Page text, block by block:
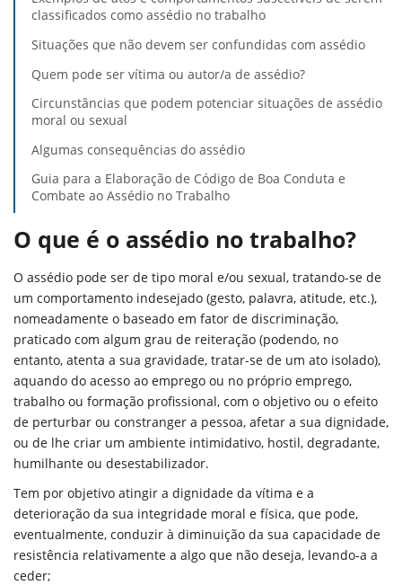
classificados como assédio no trabalho
Situações que não devem ser confundidas com assédio
Quem pode ser vítima ou autor/a de assédio?
Circunstâncias que podem potenciar situações de assédio
moral ou sexual
Algumas consequências do assédio
Guia para a Elaboração de Código de Boa Conduta e
Combate ao Assédio no Trabalho
O que é o assédio no trabalho?
O assédio pode ser de tipo moral e/ou sexual, tratando-se de
um comportamento indesejado (gesto, palavra, atitude, etc.),
nomeadamente o baseado em fator de discriminação,
praticado com algum grau de reiteração (podendo, no
entanto, atenta a sua gravidade, tratar-se de um ato isolado),
aquando do acesso ao emprego ou no próprio emprego,
trabalho ou formação profissional, com o objetivo ou o efeito
de perturbar ou constranger a pessoa, afetar a sua dignidade,
ou de lhe criar um ambiente intimidativo, hostil, degradante,
humilhante ou desestabilizador.
Tem por objetivo atingir a dignidade da vítima e a
deterioração da sua integridade moral e física, que pode,
eventualmente, conduzir à diminuição da sua capacidade de
resistência relativamente a algo que não deseja, levando-a a
ceder;